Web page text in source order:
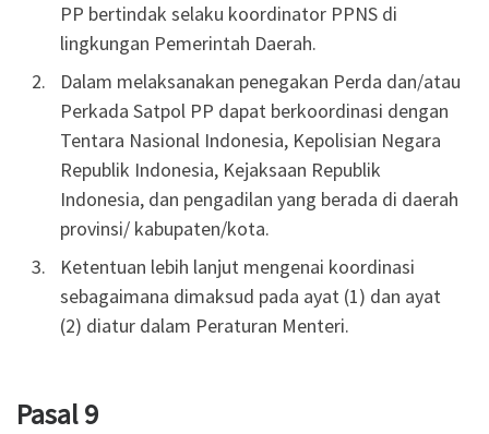
PP bertindak selaku koordinator PPNS di
lingkungan Pemerintah Daerah.
Dalam melaksanakan penegakan Perda dan/atau
Perkada Satpol PP dapat berkoordinasi dengan
Tentara Nasional Indonesia, Kepolisian Negara
Republik Indonesia, Kejaksaan Republik
Indonesia, dan pengadilan yang berada di daerah
provinsi/ kabupaten/kota.
Ketentuan lebih lanjut mengenai koordinasi
sebagaimana dimaksud pada ayat (1) dan ayat
(2) diatur dalam Peraturan Menteri.
Pasal 9